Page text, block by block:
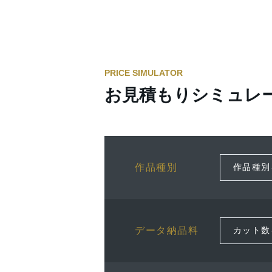
PRICE SIMULATOR
お見積もりシミュレ
作品種別
データ納品料